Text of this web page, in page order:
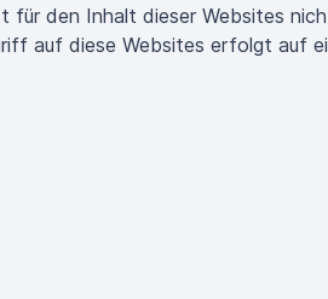
für den Inhalt dieser Websites
auf diese Websites erfolgt auf